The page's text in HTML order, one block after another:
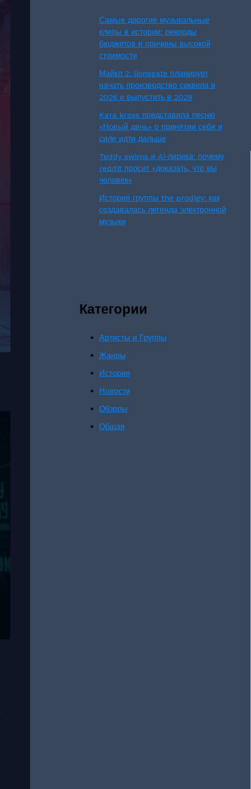
Самые дорогие музыкальные
клипы в истории: рекорды
бюджетов и причины высокой
стоимости
Майкл 2: lionsgate планирует
начать производство сиквела в
2026 и выпустить в 2028
Kara kross представила песню
«Новый день» о принятии себя и
силе идти дальше
Teddy swims и Ai‑лирика: почему
reddit просит «доказать, что вы
человек»
История группы the prodigy: как
создавалась легенда электронной
музыки
Категории
Артисты и Группы
Жанры
История
Новости
Обзоры
Общая